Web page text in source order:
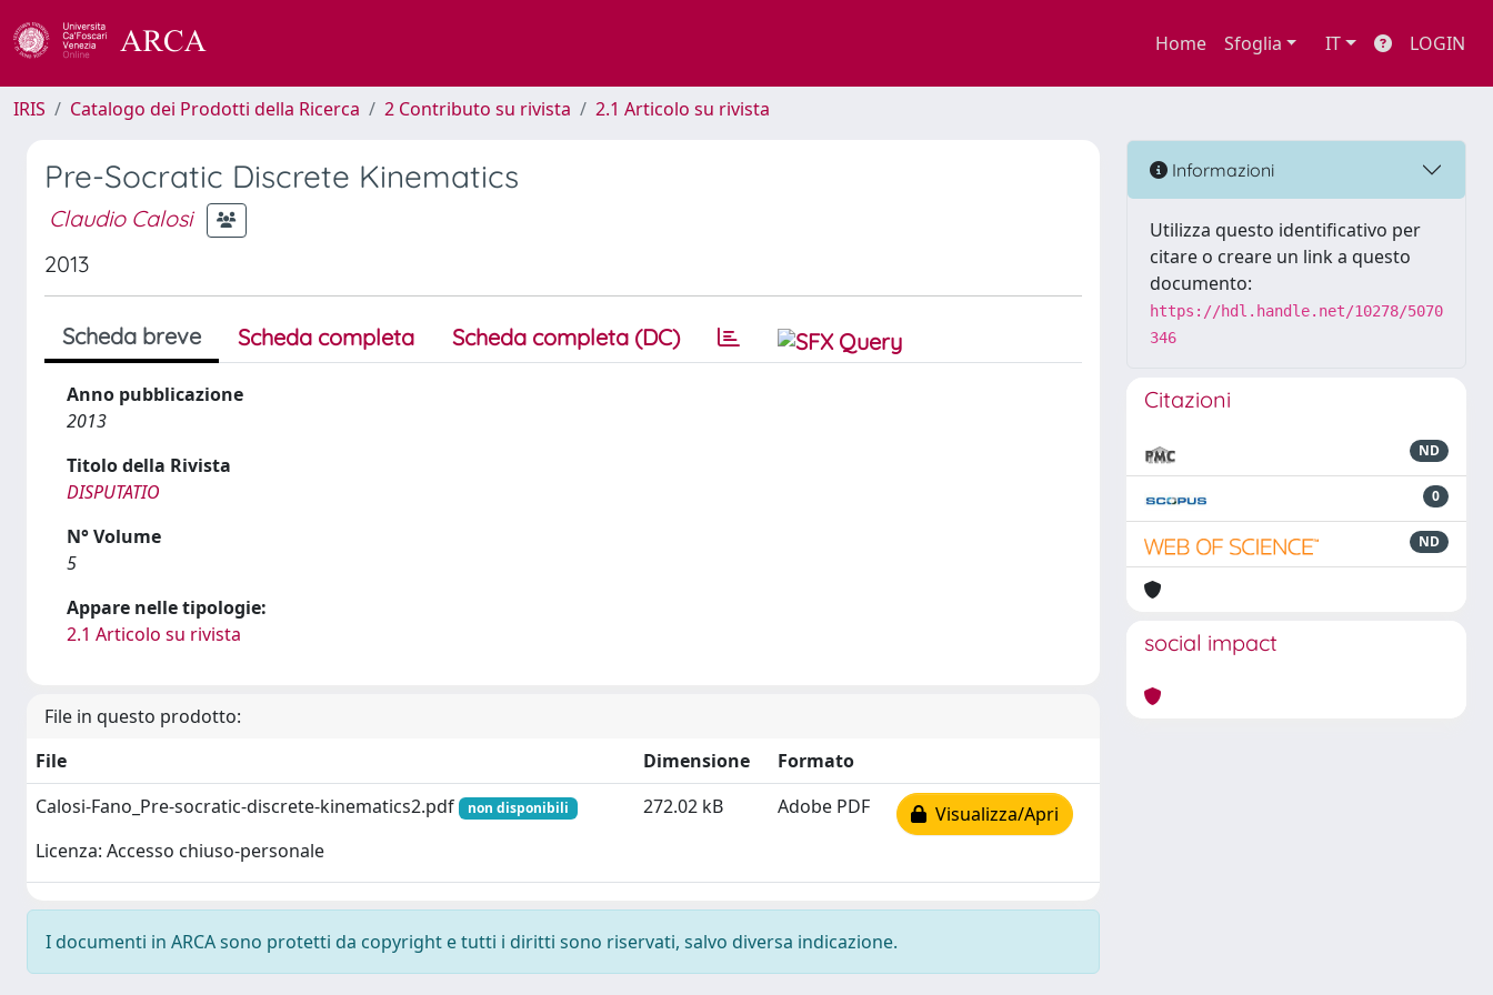
Home Sfoglia IT LOGIN
IRIS Catalogo dei Prodotti della Ricerca 2 Contributo su rivista 2.1 Articolo su rivista
Pre-Socratic Discrete Kinematics
Claudio Calosi
2013
Scheda breve Scheda completa Scheda completa (DC)
Anno pubblicazione
2013
Titolo della Rivista
DISPUTATIO
N° Volume
5
Appare nelle tipologie:
2.1 Articolo su rivista
File in questo prodotto:
File
Dimensione
Formato
Calosi-Fano_Pre-socratic-discrete-kinematics2.pdf
non disponibili
Licenza: Accesso chiuso-personale
272.02 kB Adobe PDF Visualizza/Apri
I documenti in ARCA sono protetti da copyright e tutti i diritti sono riservati, salvo diversa indicazione.
Informazioni
Utilizza questo identificativo per
citare o creare un link a questo
documento:
https://hdl.handle.net/10278/5070
346
Citazioni
ND
0
ND
social impact